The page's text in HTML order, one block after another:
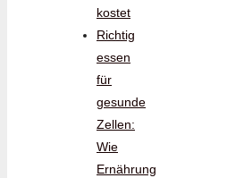
kostet
Richtig
essen
für
gesunde
Zellen:
Wie
Ernährung